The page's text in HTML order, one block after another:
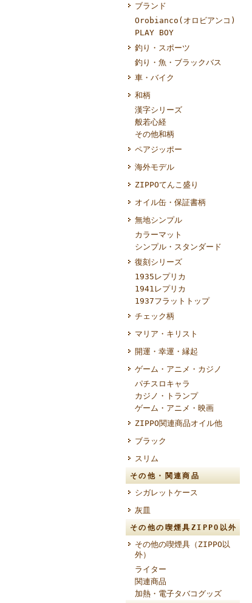
ブランド
Orobianco(オロビアンコ)
PLAY BOY
釣り・スポーツ
釣り・魚・ブラックバス
車・バイク
和柄
漢字シリーズ
般若心経
その他和柄
ペアジッポー
海外モデル
ZIPPOてんこ盛り
オイル缶・保証書柄
無地シンプル
カラーマット
シンプル・スタンダード
復刻シリーズ
1935レプリカ
1941レプリカ
1937フラットトップ
チェック柄
マリア・キリスト
開運・幸運・縁起
ゲーム・アニメ・カジノ
パチスロキャラ
カジノ・トランプ
ゲーム・アニメ・映画
ZIPPO関連商品オイル他
ブラック
スリム
その他・関連商品
シガレットケース
灰皿
その他の喫煙具ZIPPO以外
その他の喫煙具（ZIPPO以
外）
ライター
関連商品
加熱・電子タバコグッズ